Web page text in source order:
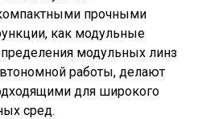
прочными
как модульные
модульных линз
работы, делают
для широкого
сред.